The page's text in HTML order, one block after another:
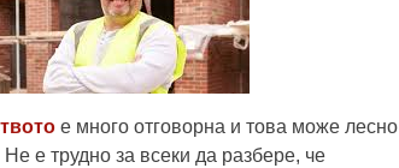
е много отговорна и това може лесно
е трудно за всеки да разбере, че